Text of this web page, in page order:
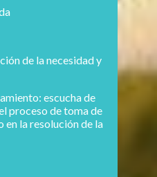
de la necesidad y
escucha de
proceso de toma de
en la resolución de la